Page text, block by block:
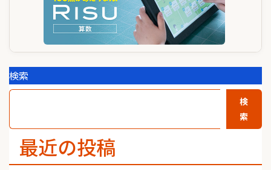
検索
検
索
最近の投稿